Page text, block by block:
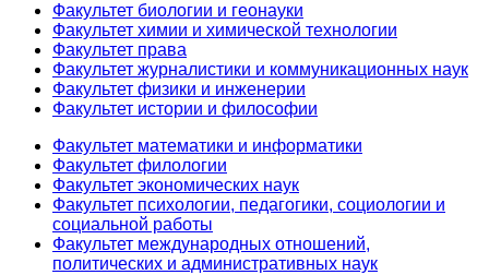
Факультет биологии и геонауки
Факультет химии и химической технологии
Факультет права
Факультет журналистики и коммуникационных наук
Факультет физики и инженерии
Факультет истории и философии
Факультет математики и информатики
Факультет филологии
Факультет экономических наук
Факультет психологии, педагогики, социологии и
социальной работы
Факультет международных отношений,
политических и административных наук